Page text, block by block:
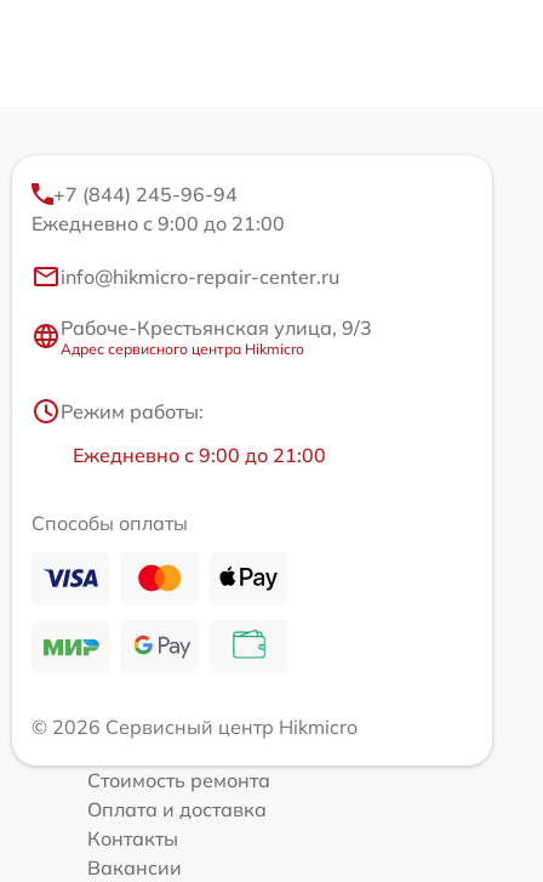
+7 (844) 245-96-94
Ежедневно с 9:00 до 21:00
info@hikmicro-repair-center.ru
Рабоче-Крестьянская улица, 9/3
Адрес сервисного центра Hikmicro
Режим работы:
Ежедневно с 9:00 до 21:00
Способы оплаты
© 2026 Сервисный центр Hikmicro
Стоимость ремонта
Оплата и доставка
Контакты
Вакансии